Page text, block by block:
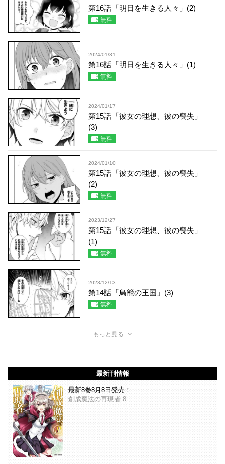
第16話「明日を生きる人々」(2)
無料
2024/01/31
第16話「明日を生きる人々」(1)
無料
2024/01/17
第15話「彼女の理想、彼の喪失」
(3)
無料
2024/01/10
第15話「彼女の理想、彼の喪失」
(2)
無料
2023/12/27
第15話「彼女の理想、彼の喪失」
(1)
無料
2023/12/13
第14話「鳥籠の王国」(3)
無料
もっと見る
最新刊情報
最新8巻8月8日発売！
創成魔法の再現者 8